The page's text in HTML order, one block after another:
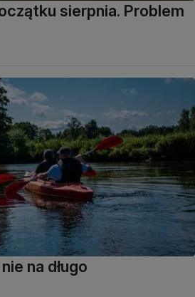
sierpnia. Problem
na długo